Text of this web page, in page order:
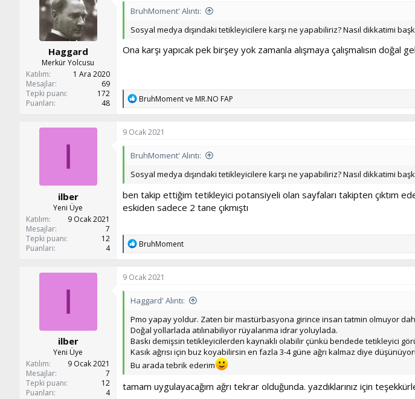
e
:
Haggard
Merkür Yolcusu
Katılım
1 Ara 2020
Mesajlar
69
Tepki puanı
172
Puanları
48
BruhMoment' Alıntı:
Sosyal medya dışındaki tetikleyicilere karşı ne yapabiliriz? Nasıl dikkatimi
Ona karşı yapıcak pek birşey yok zamanla alışmaya çalışmalısın doğal
T
p
i
e
:
BruhMomentve MR.NO FAP
I
ilber
Yeni Üye
Katılım
9 Ocak 2021
Mesajlar
7
Tepki puanı
12
Puanları
4
9 Ocak 2021
BruhMoment' Alıntı:
Sosyal medya dışındaki tetikleyicilere karşı ne yapabiliriz? Nasıl dikkatimi
ben takip ettiğim tetikleyici potansiyeli olan sayfaları takipten çıktım
eskiden sadece 2 tane çıkmıştı
T
p
i
e
:
BruhMoment
I
ilber
Yeni Üye
Katılım
9 Ocak 2021
Mesajlar
7
Tepki puanı
12
Puanları
4
9 Ocak 2021
Haggard' Alıntı:
Pmo yapay yoldur. Zaten bir mastürbasyona girince insan tatmin olmuyor
Doğal yollarlada atılınabiliyor rüyalanma idrar yoluylada.
Baskı demişsin tetikleyicilerden kaynaklı olabilir çünkü bendede tetikleyici
Kasık ağrısı için buz koyabilirsin en fazla 3-4 güne ağrı kalmaz diye
Bu arada tebrik ederim
tamam uygulayacağım ağrı tekrar olduğunda. yazdıklarınız için